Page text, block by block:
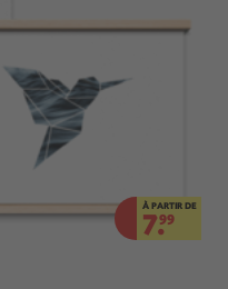
À PARTIR DE
7.99